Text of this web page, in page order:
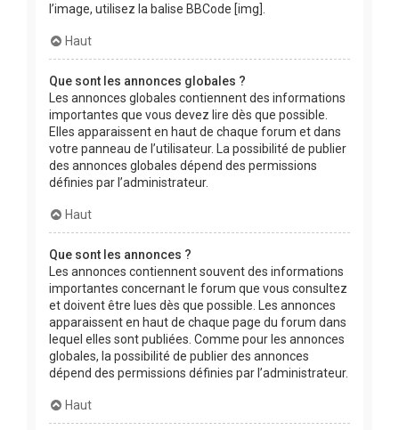
l’image, utilisez la balise BBCode [img].
Haut
Que sont les annonces globales ?
Les annonces globales contiennent des informations
importantes que vous devez lire dès que possible.
Elles apparaissent en haut de chaque forum et dans
votre panneau de l’utilisateur. La possibilité de publier
des annonces globales dépend des permissions
définies par l’administrateur.
Haut
Que sont les annonces ?
Les annonces contiennent souvent des informations
importantes concernant le forum que vous consultez
et doivent être lues dès que possible. Les annonces
apparaissent en haut de chaque page du forum dans
lequel elles sont publiées. Comme pour les annonces
globales, la possibilité de publier des annonces
dépend des permissions définies par l’administrateur.
Haut